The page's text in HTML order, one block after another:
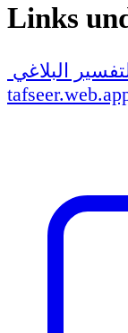
Links
البلاغي